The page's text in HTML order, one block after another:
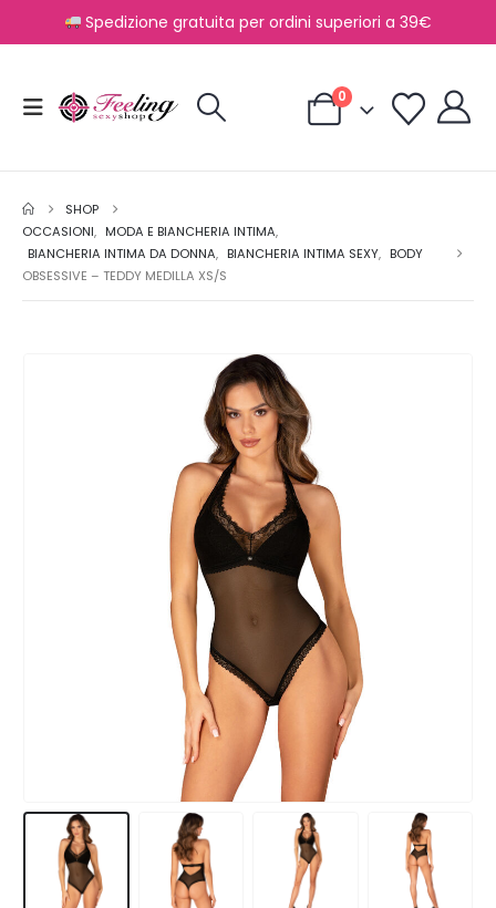
Spedizione gratuita per ordini superiori a 39€
0
SHOP
OCCASIONI, MODA E BIANCHERIA INTIMA,
BIANCHERIA INTIMA DA DONNA, BIANCHERIA INTIMA SEXY, BODY
OBSESSIVE – TEDDY MEDILLA XS/S